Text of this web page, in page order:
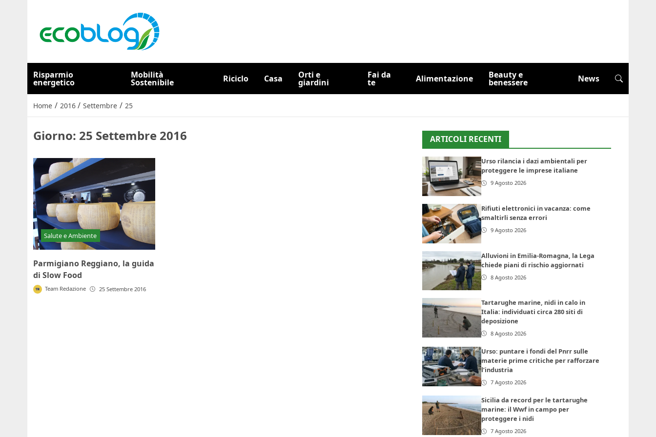
Risparmio
energetico
Mobilità
Sostenibile Riciclo Casa Orti e
giardini
Fai da
te Alimentazione Beauty e
benessere News
Home / 2016 / Settembre / 25
Giorno: 25 Settembre 2016
Salute e Ambiente
Parmigiano Reggiano, la guida
di Slow Food
Team Redazione 25 Settembre 2016
ARTICOLI RECENTI
Urso rilancia i dazi ambientali per
proteggere le imprese italiane
9 Agosto 2026
Rifiuti elettronici in vacanza: come
smaltirli senza errori
9 Agosto 2026
Alluvioni in Emilia-Romagna, la Lega
chiede piani di rischio aggiornati
8 Agosto 2026
Tartarughe marine, nidi in calo in
Italia: individuati circa 280 siti di
deposizione
8 Agosto 2026
Urso: puntare i fondi del Pnrr sulle
materie prime critiche per rafforzare
l’industria
7 Agosto 2026
Sicilia da record per le tartarughe
marine: il Wwf in campo per
proteggere i nidi
7 Agosto 2026